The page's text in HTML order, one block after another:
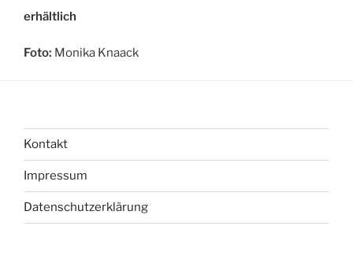
erhältlich
Foto: Monika Knaack
Kontakt
Impressum
Datenschutzerklärung